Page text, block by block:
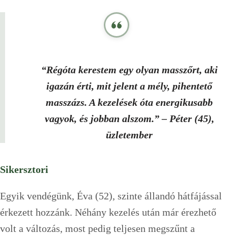
“Régóta kerestem egy olyan masszőrt, aki
igazán érti, mit jelent a mély, pihentető
masszázs. A kezelések óta energikusabb
vagyok, és jobban alszom.”– Péter (45),
üzletember
Sikersztori
Egyik vendégünk, Éva (52), szinte állandó hátfájással
érkezett hozzánk. Néhány kezelés után már érezhető
volt a változás, most pedig teljesen megszűnt a